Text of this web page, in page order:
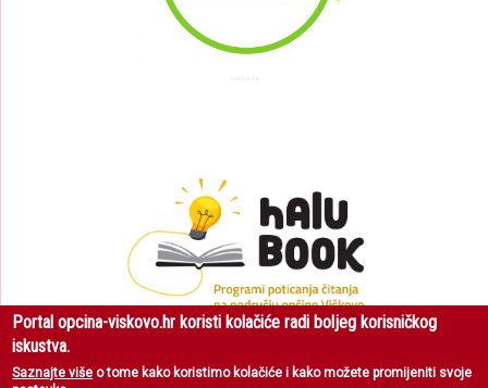
Portal opcina-viskovo.hr koristi kolačiće radi boljeg korisničkog
iskustva.
Saznajte više o tome kako koristimo kolačiće i kako možete promijeniti svoje